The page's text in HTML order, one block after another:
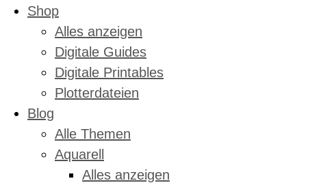
Shop
Alles anzeigen
Digitale Guides
Digitale Printables
Plotterdateien
Blog
Alle Themen
Aquarell
Alles anzeigen